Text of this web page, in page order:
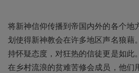
将新神信仰传播到帝国内外的各个地
划使得新神教会在许多地区声名狼藉
持怀疑态度，对狂热的信徒更是如此
在乡村流浪的贫难苦修会成员，他们